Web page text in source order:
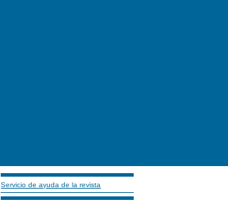
Servicio de ayuda de la revista